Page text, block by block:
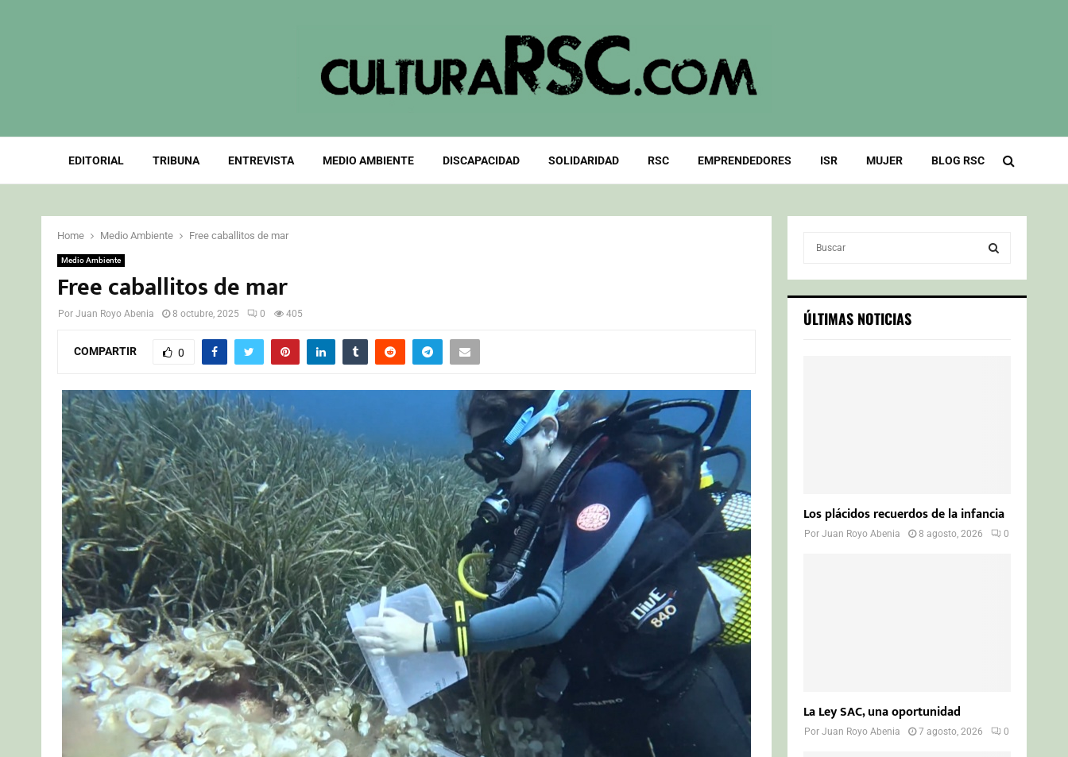
EDITORIAL TRIBUNA ENTREVISTA MEDIO AMBIENTE DISCAPACIDAD SOLIDARIDAD RSC EMPRENDEDORES ISR MUJER BLOG RSC
Home Medio Ambiente Free caballitos de mar
Medio Ambiente
Free caballitos de mar
Por Juan Royo Abenia 8 octubre, 2025 0 405
COMPARTIR 0
c
h
S
ÚLTIMAS NOTICIAS
Los plácidos recuerdos de la infancia
PorJuan Royo Abenia 8 agosto, 2026 0
La Ley SAC, una oportunidad
PorJuan Royo Abenia 7 agosto, 2026 0